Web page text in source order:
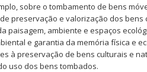
sobre o tombamento de bens
preservação e valorização dos bens
paisagem, ambiente e espaços
e garantia da memória física e
à preservação de bens culturais e
uso dos bens tombados.